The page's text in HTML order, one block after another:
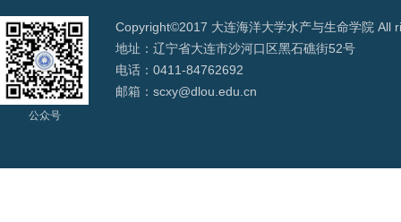
公众号
Copyright©2017 大连海洋大学水产与生命学院 All
地址：辽宁省大连市沙河口区黑石礁街52号
电话：0411-84762692
邮箱：scxy@dlou.edu.cn